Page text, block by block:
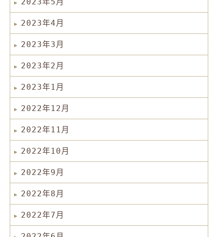
2023年5月
2023年4月
2023年3月
2023年2月
2023年1月
2022年12月
2022年11月
2022年10月
2022年9月
2022年8月
2022年7月